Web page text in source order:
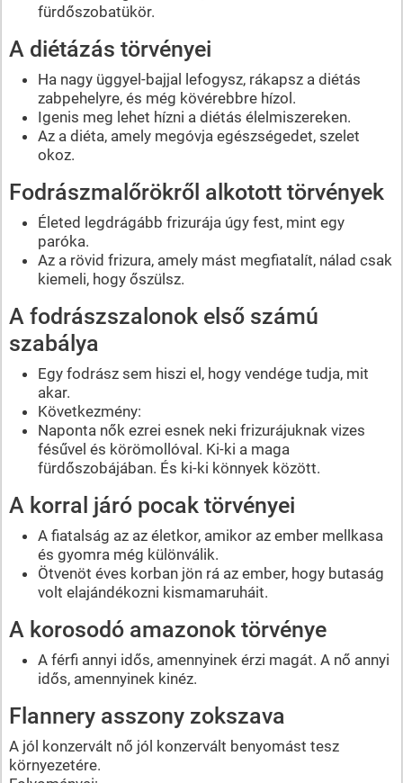
fürdőszobatükör.
A diétázás törvényei
Ha nagy üggyel-bajjal lefogysz, rákapsz a diétás
zabpehelyre, és még kövérebbre hízol.
Igenis meg lehet hízni a diétás élelmiszereken.
Az a diéta, amely megóvja egészségedet, szelet
okoz.
Fodrászmalőrökről alkotott törvények
Életed legdrágább frizurája úgy fest, mint egy
paróka.
Az a rövid frizura, amely mást megfiatalít, nálad csak
kiemeli, hogy őszülsz.
A fodrászszalonok első számú
szabálya
Egy fodrász sem hiszi el, hogy vendége tudja, mit
akar.
Következmény:
Naponta nők ezrei esnek neki frizurájuknak vizes
fésűvel és körömollóval. Ki-ki a maga
fürdőszobájában. És ki-ki könnyek között.
A korral járó pocak törvényei
A fiatalság az az életkor, amikor az ember mellkasa
és gyomra még különválik.
Ötvenöt éves korban jön rá az ember, hogy butaság
volt elajándékozni kismamaruháit.
A korosodó amazonok törvénye
A férfi annyi idős, amennyinek érzi magát. A nő annyi
idős, amennyinek kinéz.
Flannery asszony zokszava
A jól konzervált nő jól konzervált benyomást tesz
környezetére.